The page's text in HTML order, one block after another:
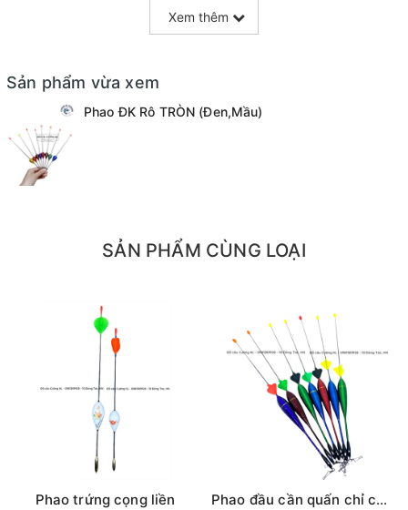
Xem thêm
Sản phẩm vừa xem
Phao ĐK Rô TRÒN (Đen,Mầu)
SẢN PHẨM CÙNG LOẠI
Phao trứng cọng liền Phao đầu cần quấn chỉ cọng liền HY (cánh nhựa)